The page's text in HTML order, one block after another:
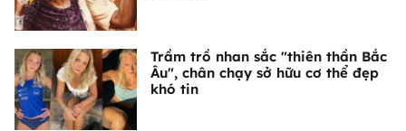
Trầm trồ nhan sắc "thiên thần Bắc
Âu", chân chạy sở hữu cơ thể đẹp
khó tin